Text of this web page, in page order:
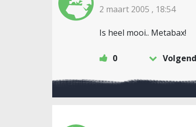
2 maart 2005 , 18:54
Is heel mooi.. Metabax!
0